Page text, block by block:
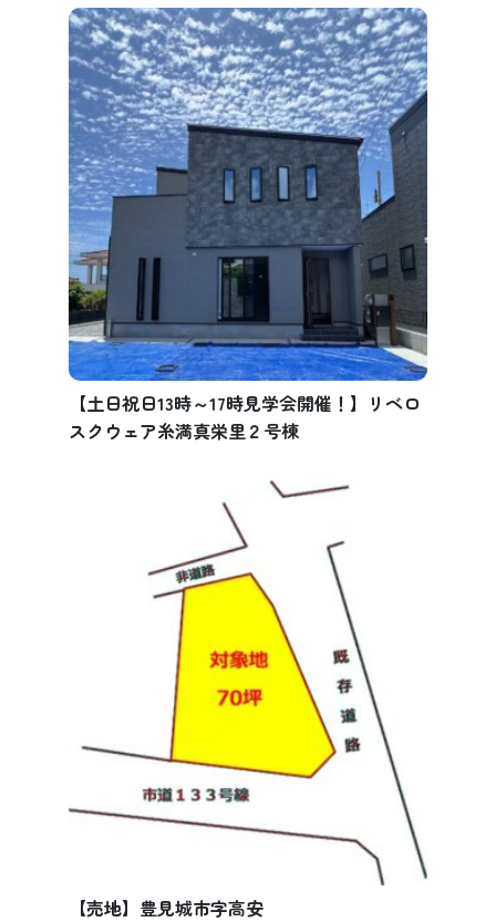
【土日祝日13時～17時見学会開催！】リベロ
スクウェア糸満真栄里２号棟
【売地】豊見城市字高安